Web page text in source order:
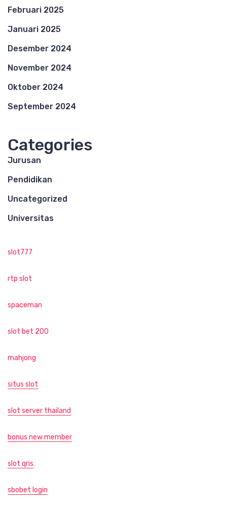
Februari 2025
Januari 2025
Desember 2024
November 2024
Oktober 2024
September 2024
Categories
Jurusan
Pendidikan
Uncategorized
Universitas
slot777
rtp slot
spaceman
slot bet 200
mahjong
situs slot
slot server thailand
bonus new member
slot qris
sbobet login